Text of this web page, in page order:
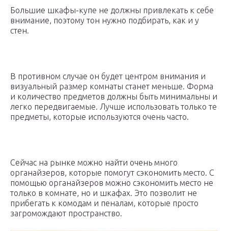
Большие шкафы-купе не должны привлекать к себе
внимание, поэтому тон нужно подбирать, как и у
стен.
В противном случае он будет центром внимания и
визуальный размер комнаты станет меньше. Форма
и количество предметов должны быть минимальны и
легко передвигаемые. Лучше использовать только те
предметы, которые используются очень часто.
Сейчас на рынке можно найти очень много
органайзеров, которые помогут сэкономить место. С
помощью органайзеров можно сэкономить место не
только в комнате, но и шкафах. Это позволит не
прибегать к комодам и пеналам, которые просто
загромождают пространство.